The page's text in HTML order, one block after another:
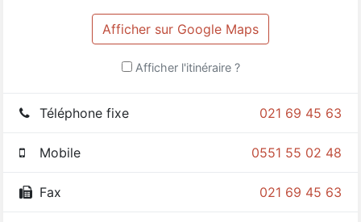
Afficher sur Google Maps
Afficher l'itinéraire ?
021 69 45 63
Téléphone fixe
0551 55 02 48
Mobile
021 69 45 63
Fax